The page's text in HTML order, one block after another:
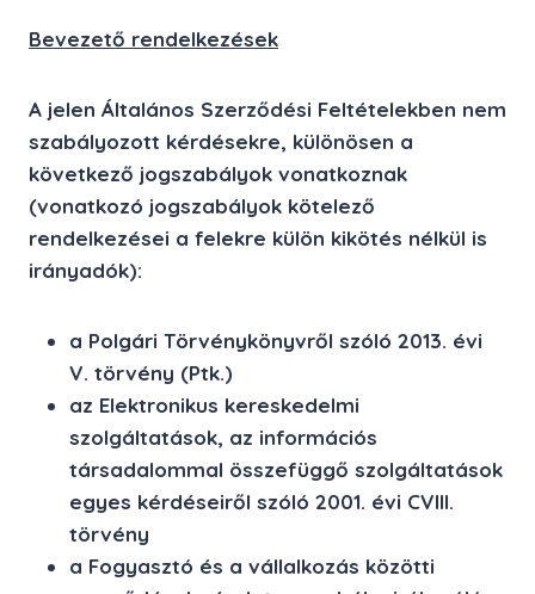
Bevezető rendelkezések
A jelen Általános Szerződési Feltételekben nem
szabályozott kérdésekre, különösen a
következő jogszabályok vonatkoznak
(vonatkozó jogszabályok kötelező
rendelkezései a felekre külön kikötés nélkül is
irányadók):
a Polgári Törvénykönyvről szóló 2013. évi
V. törvény (Ptk.)
az Elektronikus kereskedelmi
szolgáltatások, az információs
társadalommal összefüggő szolgáltatások
egyes kérdéseiről szóló 2001. évi CVIII.
törvény
a Fogyasztó és a vállalkozás közötti